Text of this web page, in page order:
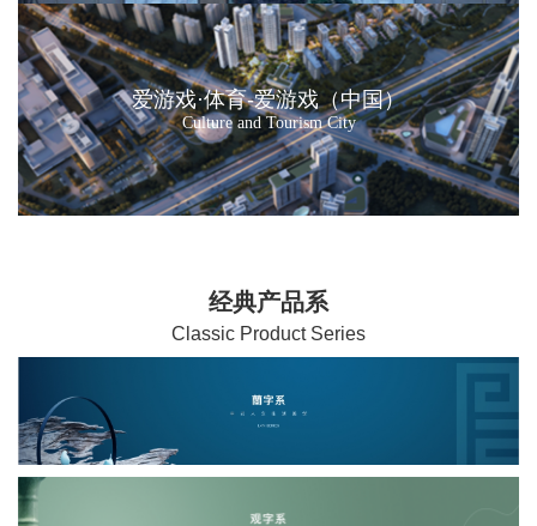
爱游戏·体育-爱游戏（中国）
Culture and Tourism City
经典产品系
C lassic Product Series